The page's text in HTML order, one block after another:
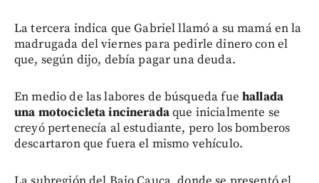
La tercera indica que Gabriel llamó a su mamá en la
madrugada del viernes para pedirle dinero con el
que, según dijo, debía pagar una deuda.
En medio de las labores de búsqueda fue hallada
una motocicleta incineradaque inicialmente se
creyó pertenecía al estudiante, pero los bomberos
descartaron que fuera el mismo vehículo.